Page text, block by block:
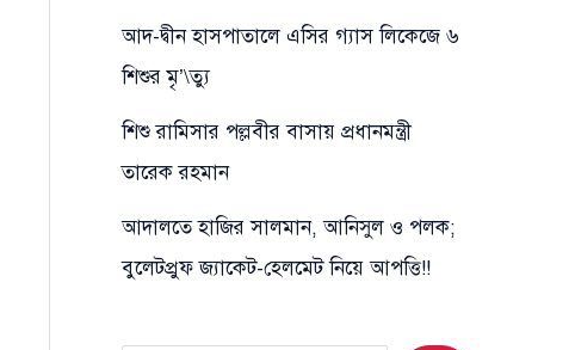
আদ-দ্বীন হাসপাতালে এসির গ্যাস লিকেজে ৬
শিশুর মৃ’\ত্যু
শিশু রামিসার পল্লবীর বাসায় প্রধানমন্ত্রী
তারেক রহমান
আদালতে হাজির সালমান, আনিসুল ও পলক;
বুলেটপ্রুফ জ্যাকেট-হেলমেট নিয়ে আপত্তি!!